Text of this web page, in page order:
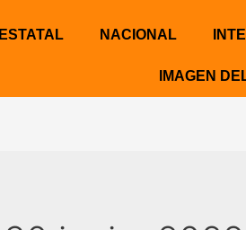
ESTATAL NACIONAL
IMAGEN